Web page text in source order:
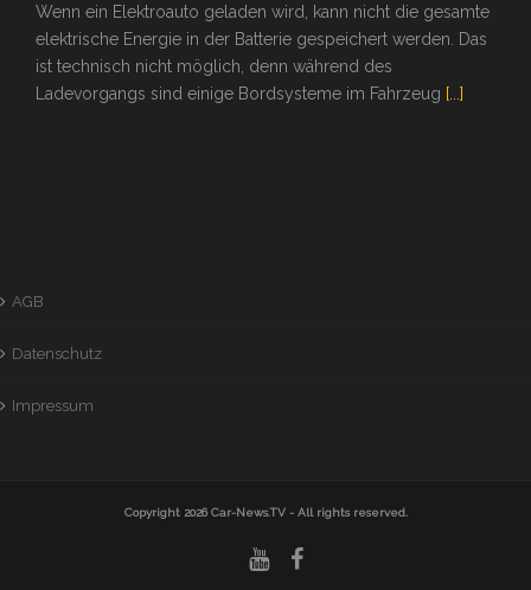
Wenn ein Elektroauto geladen wird, kann nicht die gesamte
elektrische Energie in der Batterie gespeichert werden. Das
ist technisch nicht möglich, denn während des
Ladevorgangs sind einige Bordsysteme im Fahrzeug [...]
AGB
Datenschutz
Impressum
Copyright 2026Car-News.TV- All rights reserved.